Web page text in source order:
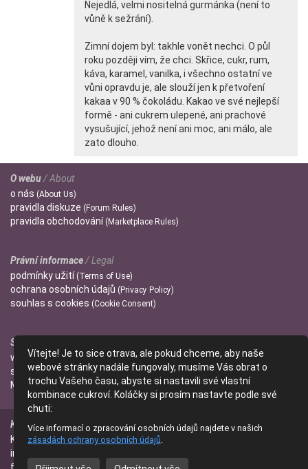
Nejedlá, velmi nositelná gurmánka (není to
vůně k sežrání).
Zimní dojem byl: takhle vonět nechci. O půl
roku později vím, že chci. Skřice, cukr, rum,
káva, karamel, vanilka, i všechno ostatní ve
vůni opravdu je, ale slouží jen k přetvoření
kakaa v 90 % čokoládu. Kakao ve své nejlepší
formě - ani cukrem ulepené, ani prachové
vysušující, jehož není ani moc, ani málo, ale
zato dlouho.
O webu/ About
o nás (About Us)
pravidla diskuze (Forum Rules)
pravidla obchodování (Marketplace Rules)
Právní informace/ Legal
podmínkyužití (Terms of Use)
ochrana osobních údajů (Privacy Policy)
souhlas s cookies (Cookie Consent)
Správci
wendulka
slniecko
Mitzi
Kontakt / Contact
Kontaktujte nás(Contact Us)
info@parfumanie.cz
facebook.com/parfumaniecz
Vítejte! Je to sice otrava, ale pokud chceme, aby naše
webové stránky nadále fungovaly, musíme Vás obrat o
trochu Vašeho času, abyste si nastavili své vlastní
kombinace cukroví. Koláčky si prosím nastavte podle své
chuti:
Více informací o zpracování osobních údajů najdete v našich
zásadách ochrany osobních údajů.